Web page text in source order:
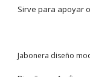
Sirve para apoyar
Jabonera diseño